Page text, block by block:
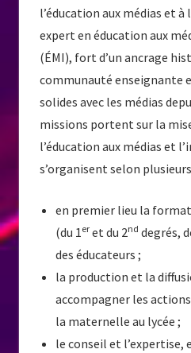
l’éducation aux médias et
expert en éducation aux
(ÉMI), fort d’un ancrage
communauté enseignante
solides avec les médias
missions portent sur la
l’éducation aux médias et
s’organisent selon plusieurs
en premier lieu la
(du 1eret du 2nd degrés,
des éducateurs ;
la production et la
accompagner les
la maternelle au lycée ;
le conseil et l’expertise,